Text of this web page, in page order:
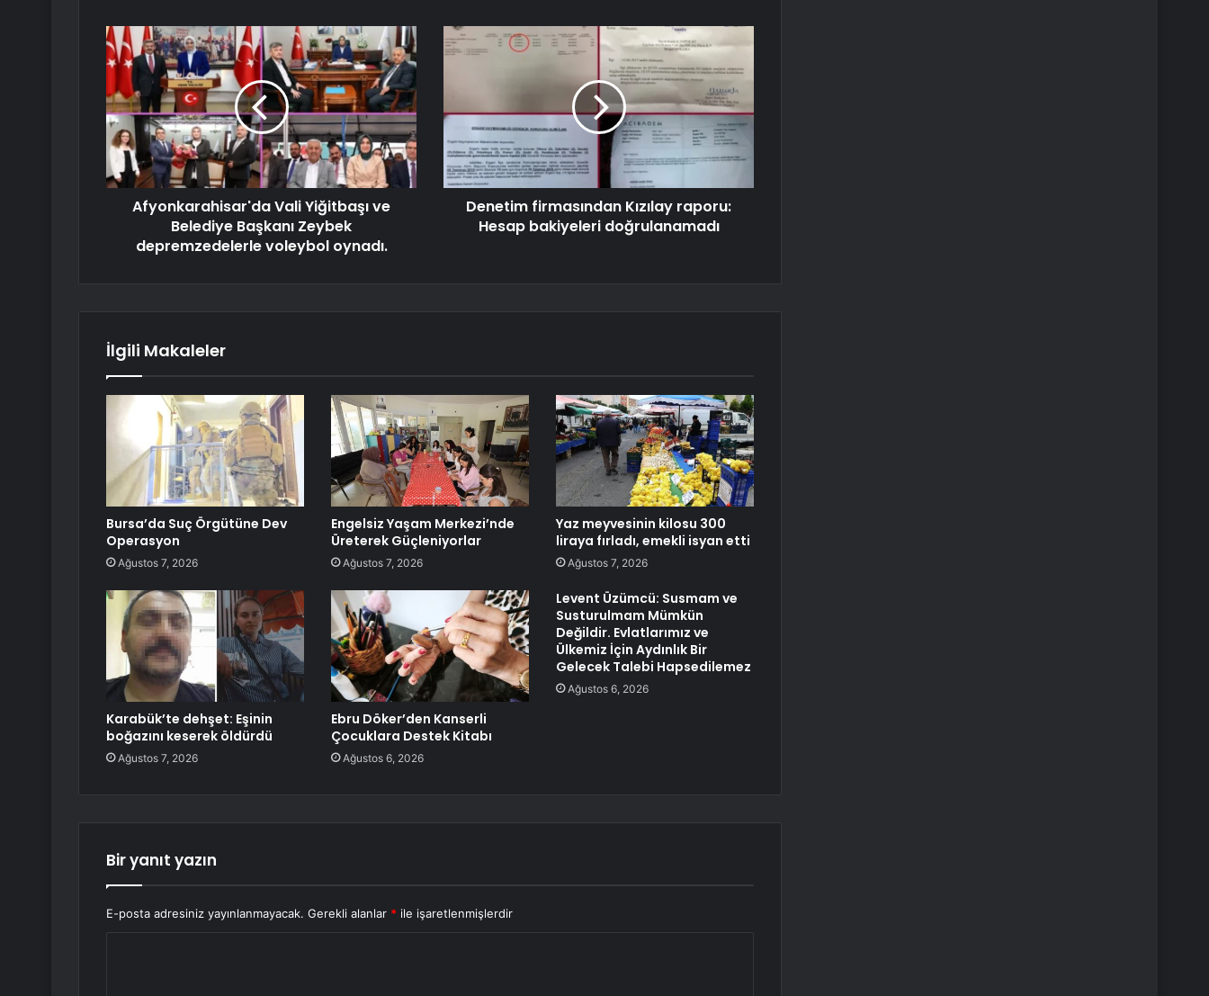
Afyonkarahisar'da Vali Yiğitbaşı ve
Belediye Başkanı Zeybek
depremzedelerle voleybol oynadı.
Denetim firmasından Kızılay raporu:
Hesap bakiyeleri doğrulanamadı
İlgili Makaleler
Bursa’da Suç Örgütüne Dev
Operasyon
Ağustos 7, 2026
Engelsiz Yaşam Merkezi’nde
Üreterek Güçleniyorlar
Ağustos 7, 2026
Yaz meyvesinin kilosu 300
liraya fırladı, emekli isyan etti
Ağustos 7, 2026
Karabük’te dehşet: Eşinin
boğazını keserek öldürdü
Ağustos 7, 2026
Ebru Döker’den Kanserli
Çocuklara Destek Kitabı
Ağustos 6, 2026
Levent Üzümcü: Susmam ve
Susturulmam Mümkün
Değildir. Evlatlarımız ve
Ülkemiz İçin Aydınlık Bir
Gelecek Talebi Hapsedilemez
Ağustos 6, 2026
Bir yanıt yazın
E-posta adresiniz yayınlanmayacak. Gerekli alanlar * ile işaretlenmişlerdir